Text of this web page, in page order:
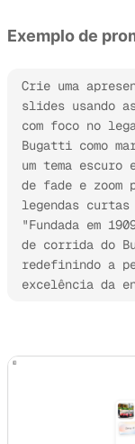
Exemplo de
Crie uma
slides usando
com foco no
Bugatti como
um tema escuro
de fade e
legendas
"Fundada em
de corrida do
redefinindo a
excelência da